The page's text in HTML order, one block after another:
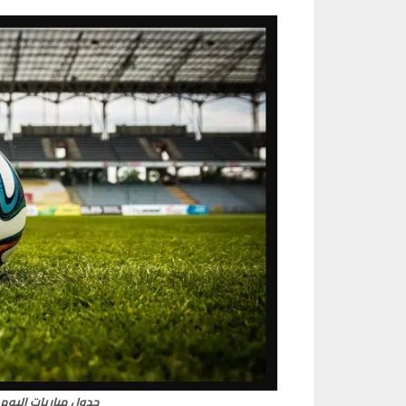
جدول مباريات اليوم 30 يناير 2023 وبث مباشر كورة